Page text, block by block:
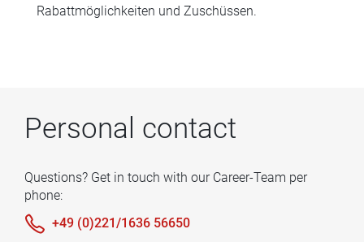
Rabattmöglichkeiten und Zuschüssen.
Personal contact
Questions? Get in touch with our Career-Team per
phone:
+49 (0)221/1636 56650